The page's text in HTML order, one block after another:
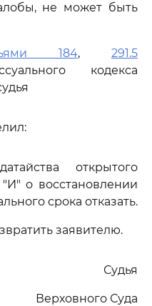
не может быть
184, 291.5
кодекса
открытого
о восстановлении
срока отказать.
заявителю.
Судья
Верховного Суда